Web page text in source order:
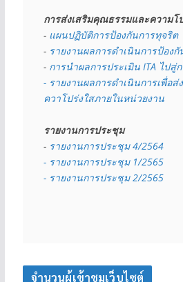
การส่งเสริมคุณธรรมและความโ
- แผนปฏิบัติการป้องกันการทุจริต
- รายงานผลการดำเนินการป้อง
- การนำผลการประเมิน ITA ไป
- รายงานผลการดำเนินการเพื่อ
ควาโปร่งใสภายในหน่วยงาน
รายงานการประชุม
- รายงานการประชุม 4/2564
- รายงานการประชุม 1/2565
- รายงานการประชุม 2/2565
จำนวนผู้เข้าชมเว็บไซต์